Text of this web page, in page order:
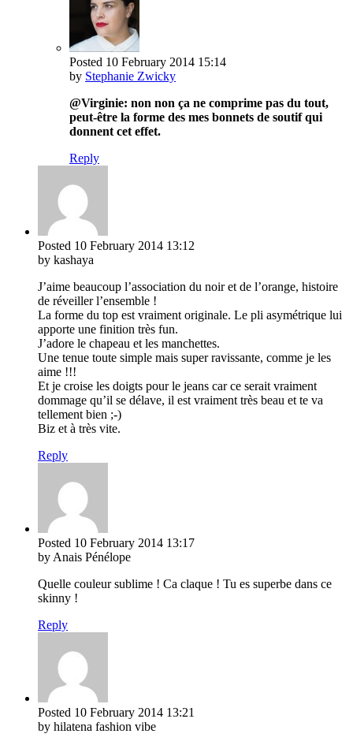
Posted 10 February 2014 15:14
by Stephanie Zwicky
@Virginie: non non ça ne comprime pas du tout,
peut-être la forme des mes bonnets de soutif qui
donnent cet effet.
Reply
Posted 10 February 2014 13:12
by kashaya
J’aime beaucoup l’association du noir et de l’orange, histoire
de réveiller l’ensemble !
La forme du top est vraiment originale. Le pli asymétrique lui
apporte une finition très fun.
J’adore le chapeau et les manchettes.
Une tenue toute simple mais super ravissante, comme je les
aime !!!
Et je croise les doigts pour le jeans car ce serait vraiment
dommage qu’il se délave, il est vraiment très beau et te va
tellement bien ;-)
Biz et à très vite.
Reply
Posted 10 February 2014 13:17
by Anais Pénélope
Quelle couleur sublime ! Ca claque ! Tu es superbe dans ce
skinny !
Reply
Posted 10 February 2014 13:21
by hilatena fashion vibe